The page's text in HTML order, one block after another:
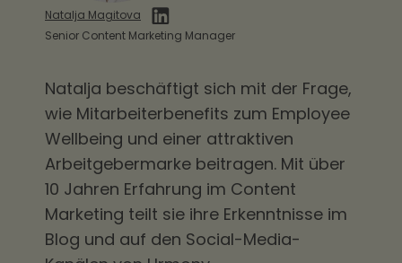
sozialversicherungsfrei.
Verpflegungszuschuss innerhalb der
ersten drei Monate nicht mit dem
werden (R 8.1 Abs. 7 Nr. 4 Buchst. a LStR).
Natalja Magitova
Senior Content Marketing Manager
Natalja beschäftigt sich mit der Frage,
wie Mitarbeiterbenefits zum Employee
Wellbeing und einer attraktiven
Arbeitgebermarke beitragen. Mit über
10 Jahren Erfahrung im Content
Marketing teilt sie ihre Erkenntnisse im
Blog und auf den Social-Media-